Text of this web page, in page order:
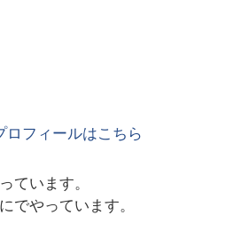
ロフィールはこちら
ています。
でやっています。